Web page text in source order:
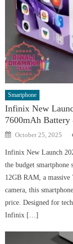
Smartphone
Infinix New
7600mAh
Posted
on
October 25, 2025
Infinix New Launch
the budget smartphone
12GB RAM, a massive
camera, this
price. Designed for
Infinix […]